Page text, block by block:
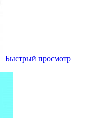
Быстрый просмотр